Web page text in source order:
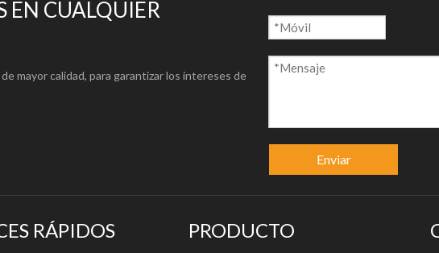
Revestido/Semi-revestido
Pantalla/Caja de luz
EN CUALQUIER
mayor calidad, para garantizar los intereses de
Enviar
RÁPIDOS PRODUCTO